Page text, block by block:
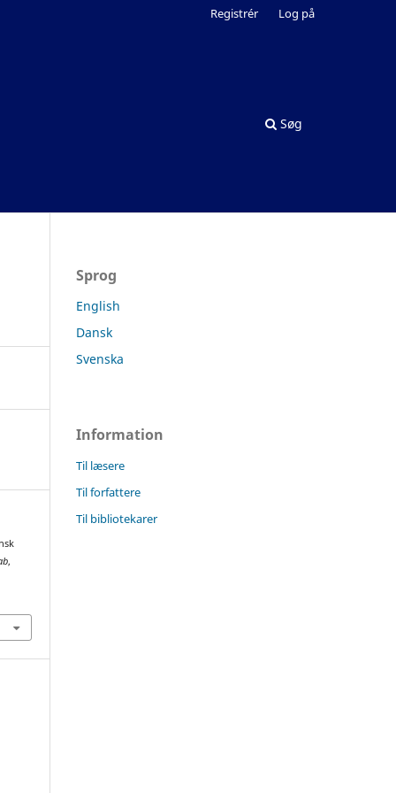
Søg
Registrér Log på
,
Sprog
English
Dansk
Svenska
Information
Til læsere
Til forfattere
Til bibliotekarer